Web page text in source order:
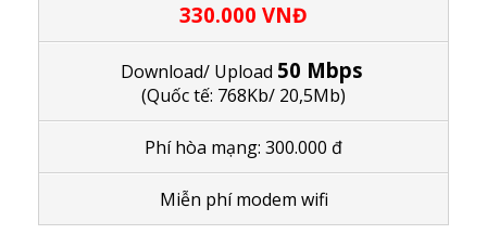
330.000 VNĐ
Download/ Upload 50 Mbps
(Quốc tế: 768Kb/ 20,5Mb)
Phí hòa mạng: 300.000 đ
Miễn phí modem wifi